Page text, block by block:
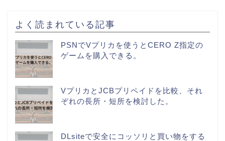
よく読まれている記事
PSNでVプリカを使うとCERO Z指定の
ゲームを購入できる。
VプリカとJCBプリペイドを比較、それ
ぞれの長所・短所を検討した。
DLsiteで安全にコッソリと買い物をする